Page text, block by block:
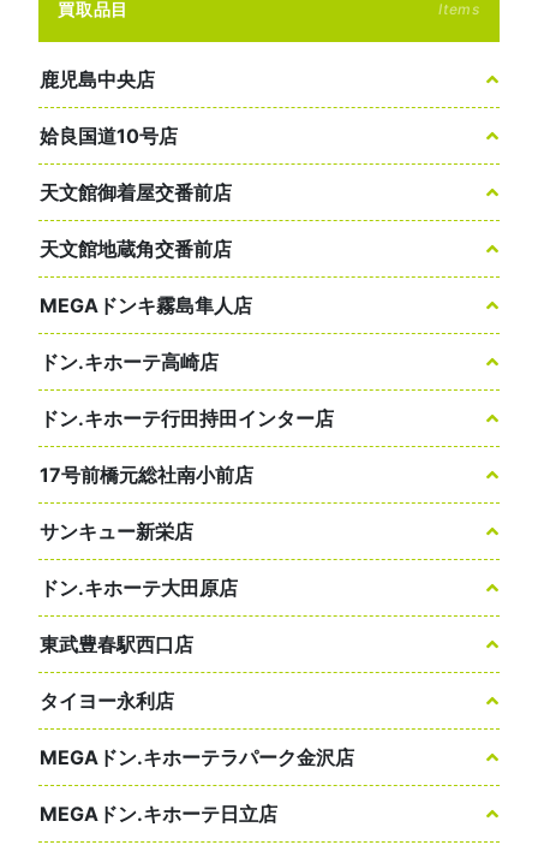
買取品目 Items
鹿児島中央店
姶良国道10号店
天文館御着屋交番前店
天文館地蔵角交番前店
MEGAドンキ霧島隼人店
ドン.キホーテ高崎店
ドン.キホーテ行田持田インター店
17号前橋元総社南小前店
サンキュー新栄店
ドン.キホーテ大田原店
東武豊春駅西口店
タイヨー永利店
MEGAドン.キホーテラパーク金沢店
MEGAドン.キホーテ日立店